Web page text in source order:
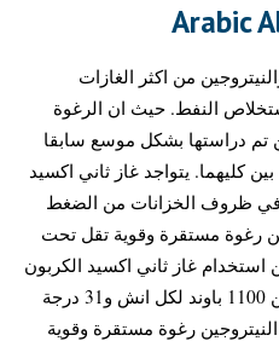
Arabic
من اكثر الغازات
النفط. حيث ان الرغوة
تم دراستها بشكل موسع سابقا
كليهما. يتواجد غاز ثاني اكسيد
في ظروف الخزانات من الضغط
رغوة مستقرة وقوية تقل تحت
غاز ثاني اكسيد الكربون
تصبح اضعف في ظروف اعلى من 1100 باوند لكل انش و31 درجة
رغوة مستقرة وقوية